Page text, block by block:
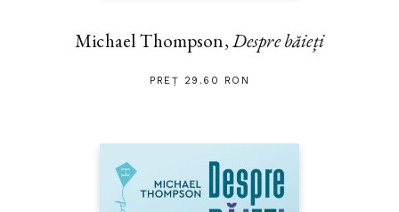
Michael Thompson,Despre băieți
PREȚ 29.60 RON